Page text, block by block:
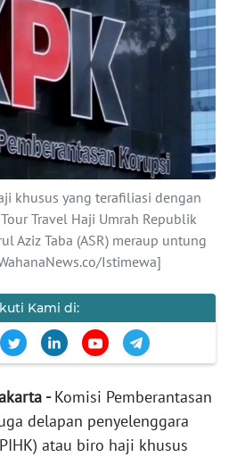
khusus yang terafiliasi dengan
Travel Haji Umrah Republik
Aziz Taba (ASR) meraup untung
Istimewa]
Kami di:
-Komisi Pemberantasan
delapan penyelenggara
atau biro haji khusus